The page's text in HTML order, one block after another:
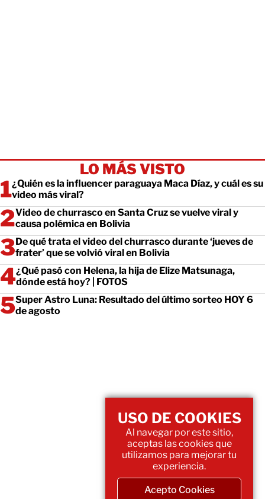
LO MÁS VISTO
¿Quién es la influencer paraguaya Maca Díaz, y cuál es su
video más viral?
Video de churrasco en Santa Cruz se vuelve viral y
causa polémica en Bolivia
De qué trata el video del churrasco durante ‘jueves de
frater’ que se volvió viral en Bolivia
¿Qué pasó con Helena, la hija de Elize Matsunaga,
dónde está hoy? | FOTOS
Super Astro Luna: Resultado del último sorteo HOY 6
de agosto
USO DE COOKIES
Al navegar por este sitio,
aceptas las cookies que
utilizamos para mejorar tu
experiencia.
Acepto Cookies